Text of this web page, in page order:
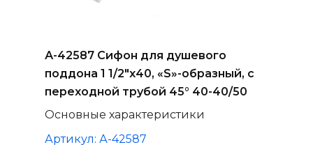
Основные характеристики
А-42587 Сифон для душевого
поддона 1 1/2"х40, «S»-образный, с
переходной трубой 45° 40-40/50
Артикул: А-42587